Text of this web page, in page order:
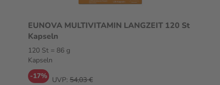
EUNOVA MULTIVITAMIN LANGZEIT 120 St
Kapseln
120 St = 86 g
Kapseln
-17% UVP: 54,03 €